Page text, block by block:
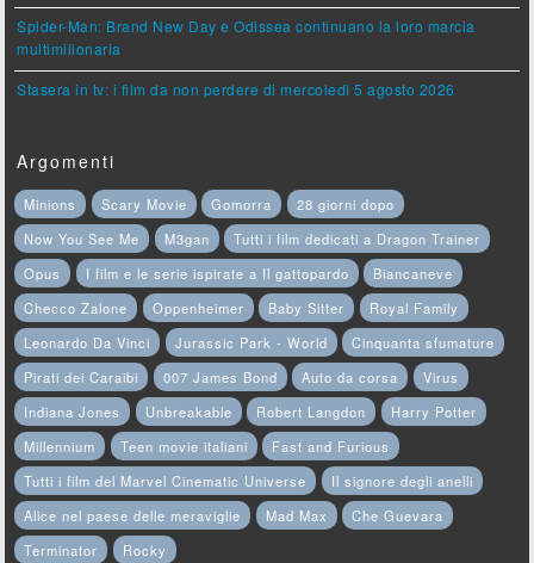
Spider-Man: Brand New Day e Odissea continuano la loro marcia
multimilionaria
Stasera in tv: i film da non perdere di mercoledì 5 agosto 2026
Argomenti
Minions Scary Movie Gomorra
28 giorni dopo
Now You See Me
M3gan
Tutti i film dedicati a Dragon Trainer
Opus
I film e le serie ispirate a Il gattopardo
Biancaneve
Checco Zalone
Oppenheimer Baby Sitter
Royal Family
Leonardo Da Vinci
Jurassic Park - World
Cinquanta sfumature
Pirati dei Caraibi
007 James Bond Auto da corsa
Virus
Indiana Jones
Unbreakable Robert Langdon
Harry Potter
Millennium
Teen movie italiani
Fast and Furious
Tutti i film del Marvel Cinematic Universe
Il signore degli anelli
Alice nel paese delle meraviglie
Mad Max
Che Guevara
Terminator
Rocky